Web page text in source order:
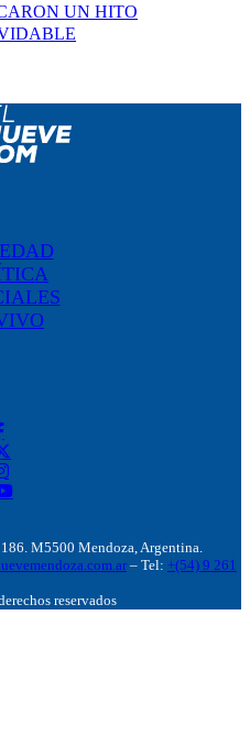
UN HITO
M5500 Mendoza, Argentina.
– Tel: +(54) 9 261
reservados